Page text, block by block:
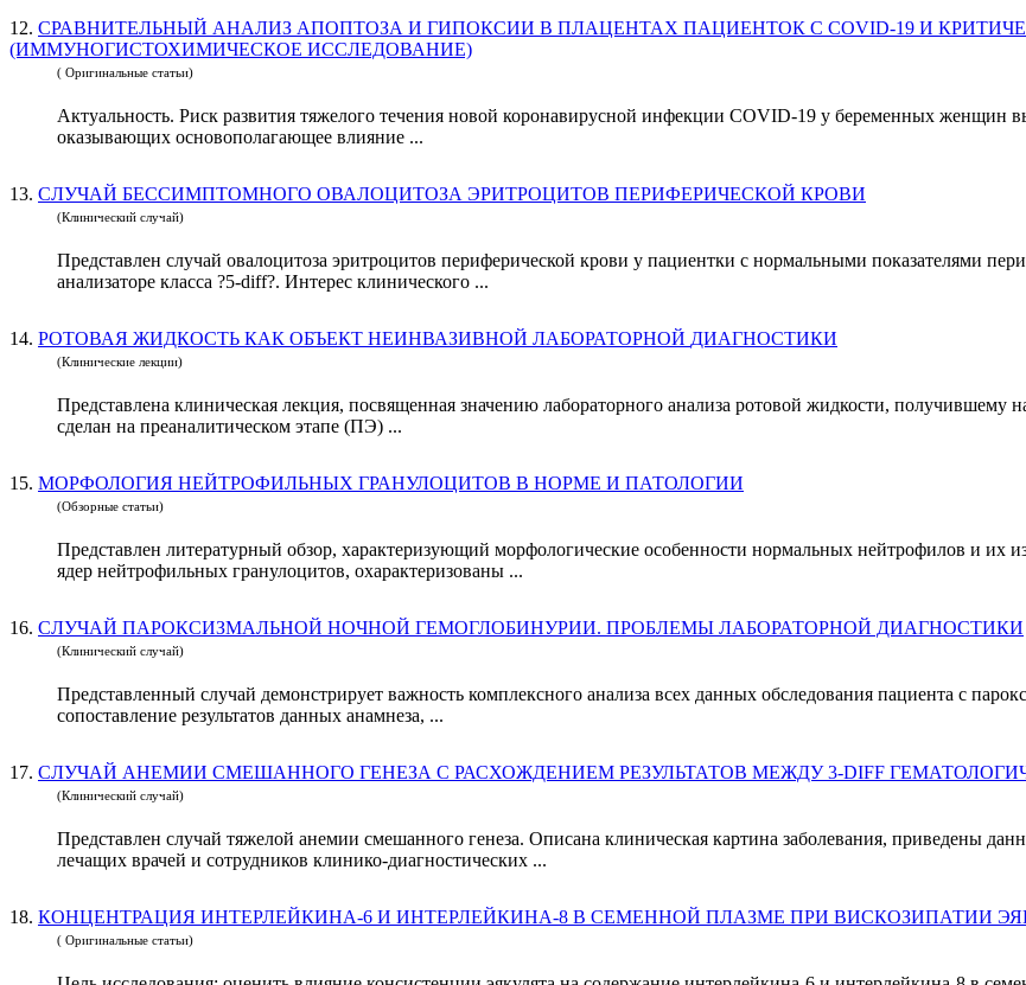
12. СРАВНИТЕЛЬНЫЙ АНАЛИЗ АПОПТОЗА И ГИПОКСИИ В ПЛАЦЕНТАХ ПАЦИЕНТОК С COVID-19 И
(ИММУНОГИСТОХИМИЧЕСКОЕ ИССЛЕДОВАНИЕ)
( Оригинальные статьи)
Актуальность. Риск развития тяжелого течения новой коронавирусной инфекции COVID-19 у беременных женщин
оказывающих основополагающее влияние ...
13. СЛУЧАЙ БЕССИМПТОМНОГО ОВАЛОЦИТОЗА ЭРИТРОЦИТОВ ПЕРИФЕРИЧЕСКОЙ КРОВИ
(Клинический случай)
Представлен случай овалоцитоза эритроцитов периферической крови у пациентки с нормальными показателями
анализаторе класса ?5-diff?. Интерес клинического ...
14. РОТОВАЯ ЖИДКОСТЬ КАК ОБЪЕКТ НЕИНВАЗИВНОЙ ЛАБОРАТОРНОЙ ДИАГНОСТИКИ
(Клинические лекции)
Представлена клиническая лекция, посвященная значению лабораторного анализа ротовой жидкости, получившему
сделан на преаналитическом этапе (ПЭ) ...
15. МОРФОЛОГИЯ НЕЙТРОФИЛЬНЫХ ГРАНУЛОЦИТОВ В НОРМЕ И ПАТОЛОГИИ
(Обзорные статьи)
Представлен литературный обзор, характеризующий морфологические особенности нормальных нейтрофилов и их
ядер нейтрофильных гранулоцитов, охарактеризованы ...
16. СЛУЧАЙ ПАРОКСИЗМАЛЬНОЙ НОЧНОЙ ГЕМОГЛОБИНУРИИ. ПРОБЛЕМЫ ЛАБОРАТОРНОЙ ДИАГНОСТИКИ
(Клинический случай)
Представленный случай демонстрирует важность комплексного анализа всех данных обследования пациента с
сопоставление результатов данных анамнеза, ...
17. СЛУЧАЙ АНЕМИИ СМЕШАННОГО ГЕНЕЗА С РАСХОЖДЕНИЕМ РЕЗУЛЬТАТОВ МЕЖДУ 3-DIFF
(Клинический случай)
Представлен случай тяжелой анемии смешанного генеза. Описана клиническая картина заболевания, приведены
лечащих врачей и сотрудников клинико-диагностических ...
18. КОНЦЕНТРАЦИЯ ИНТЕРЛЕЙКИНА-6 И ИНТЕРЛЕЙКИНА-8 В СЕМЕННОЙ ПЛАЗМЕ ПРИ ВИСКОЗИПАТИИ
( Оригинальные статьи)